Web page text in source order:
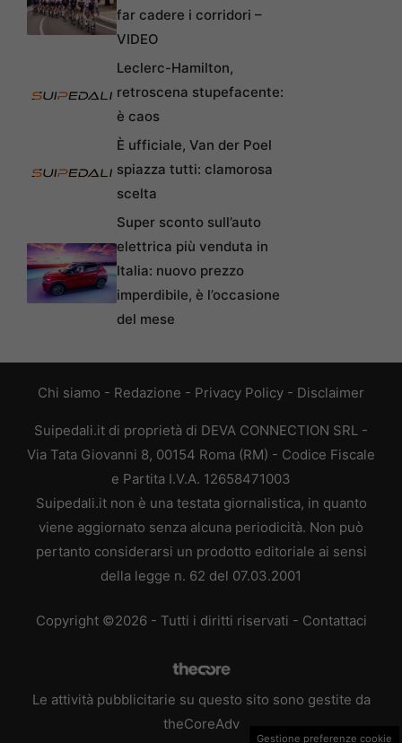
far cadere i corridori –
VIDEO
Leclerc-Hamilton,
retroscena stupefacente:
è caos
È ufficiale, Van der Poel
spiazza tutti: clamorosa
scelta
Super sconto sull’auto
elettrica più venduta in
Italia: nuovo prezzo
imperdibile, è l’occasione
del mese
Chi siamo - Redazione - Privacy Policy - Disclaimer
Suipedali.it di proprietà di DEVA CONNECTION SRL -
Via Tata Giovanni 8, 00154 Roma (RM) - Codice Fiscale
e Partita I.V.A. 12658471003
Suipedali.it non è una testata giornalistica, in quanto
viene aggiornato senza alcuna periodicità. Non può
pertanto considerarsi un prodotto editoriale ai sensi
della legge n. 62 del 07.03.2001
Copyright ©2026 - Tutti i diritti riservati - Contattaci
Le attività pubblicitarie su questo sito sono gestite da
theCoreAdv
Gestione preferenze cookie